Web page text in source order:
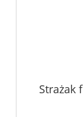
Strażak